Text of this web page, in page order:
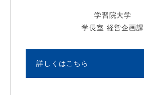
学習院大学
学長室 経営企画課
詳しくはこちら